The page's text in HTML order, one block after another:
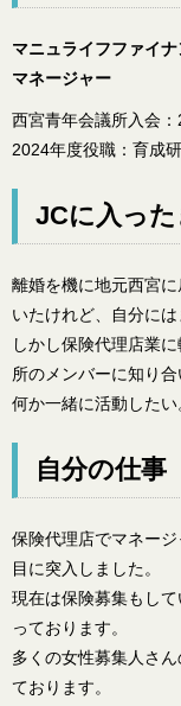
マニュライフファイ
マネージャー
西宮青年会議所入会
2024年度役職：育成
JCに入っ
離婚を機に地元西宮
いたけれど、自分に
しかし保険代理店業
所のメンバーに知り
何か一緒に活動したい
自分の仕事
保険代理店でマネー
目に突入しました。
現在は保険募集もし
っております。
多くの女性募集人さ
ております。